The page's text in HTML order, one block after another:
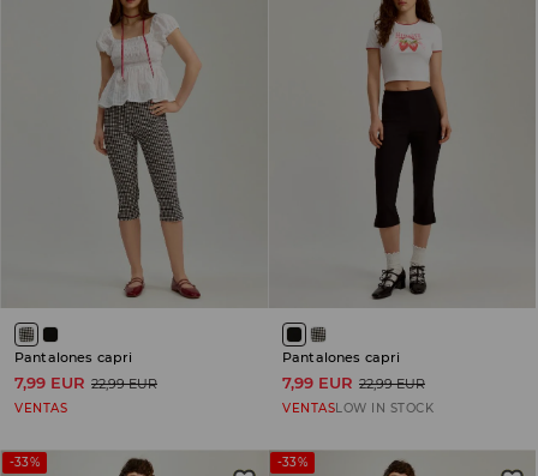
Pantalones capri
7,99 EUR 22,99 EUR
VENTAS
Pantalones capri
7,99 EUR 22,99 EUR
VENTASLOW IN STOCK
-33% -33%